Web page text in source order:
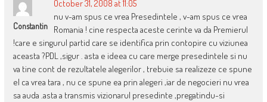
Constantin
October 31, 2008 at 11:05
nu v-am spus ce vrea Presedintele , v-am spus ce vrea
Romania ! cine respecta aceste cerinte va da Premierul
!care e singurul partid care se identifica prin contopire cu viziunea
aceasta ?PDL ,sigur . asta e ideea cu care merge presedintele si nu
va tine cont de rezultatele alegerilor , trebuie sa realizeze ce spune
el ca vrea tara , nu ce spune ea prin alegeri ,iar de negocieri nu vrea
sa auda .asta a transmis vizionarul presedinte ,pregatindu-si